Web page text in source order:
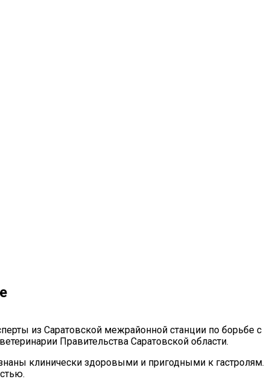
из Саратовской межрайонной станции по борьбе с
Правительства Саратовской области.
клинически здоровыми и пригодными к гастролям.